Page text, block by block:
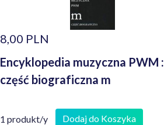
8,00 PLN
Encyklopedia muzyczna PWM :
część biograficzna m
1 produkt/y Dodaj do Koszyka